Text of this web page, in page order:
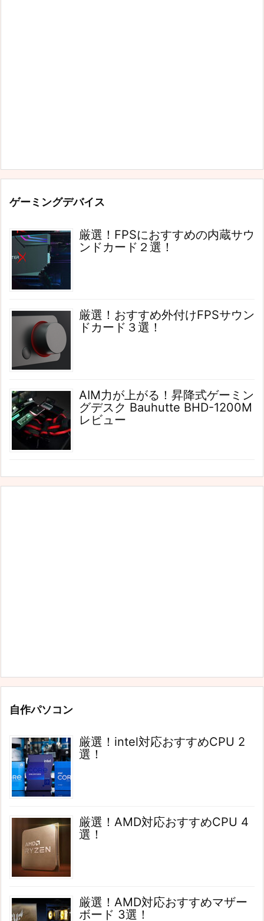
ゲーミングデバイス
厳選！FPSにおすすめの内蔵サウ
ンドカード２選！
厳選！おすすめ外付けFPSサウン
ドカード３選！
AIM力が上がる！昇降式ゲーミン
グデスク Bauhutte BHD-1200M
レビュー
自作パソコン
厳選！intel対応おすすめCPU 2
選！
厳選！AMD対応おすすめCPU 4
選！
厳選！AMD対応おすすめマザー
ボード 3選！